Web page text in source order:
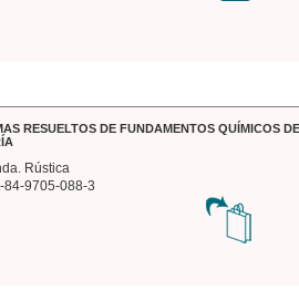
RESUELTOS DE FUNDAMENTOS QUÍMICOS
Rústica
84-9705-088-3